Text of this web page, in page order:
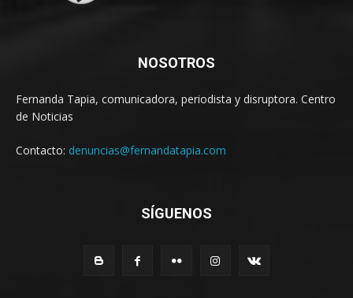
NOSOTROS
Fernanda Tapia, comunicadora, periodista y disruptora. Centro
de Noticias
Contacto: denuncias@fernandatapia.com
SÍGUENOS